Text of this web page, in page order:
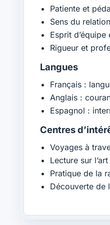
Patiente et
Sens du
Esprit
Rigueur et
Langues
Français :
Anglais :
Espagnol :
Centres
Voyages à
Lecture sur
Pratique de la
Découverte de